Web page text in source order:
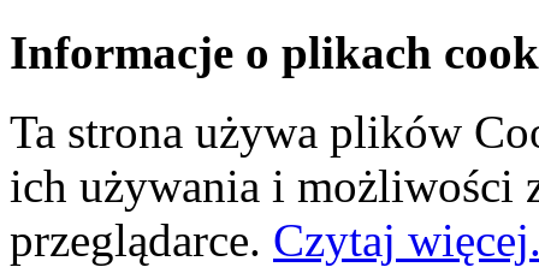
Informacje o plikach
Ta strona używa plików
ich używania i możliwości
przeglądarce. Czytaj